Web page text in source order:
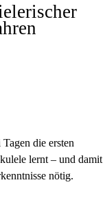
die ersten
lernt – und damit
nötig.